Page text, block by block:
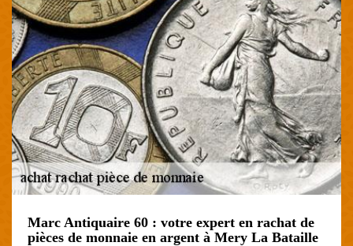
Marc Antiquaire 60 : votre expert en rachat de
pièces de monnaie en argent à Mery La Bataille